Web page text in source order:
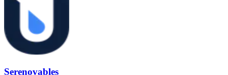
Serenovables